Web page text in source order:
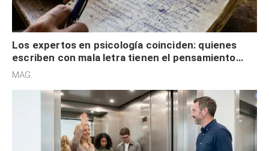
Los expertos en psicología coinciden: quienes
escriben con mala letra tienen el pensamiento
acelerado y no lo hacen por desinterés
MAG.